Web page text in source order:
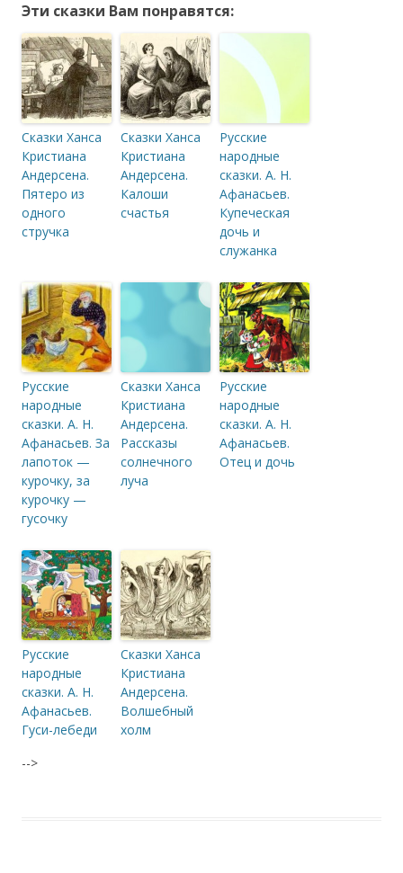
Эти сказки Вам понравятся:
Сказки Ханса
Кристиана
Андерсена.
Пятеро из
одного
стручка
Сказки Ханса
Кристиана
Андерсена.
Калоши
счастья
Русские
народные
сказки. А. Н.
Афанасьев.
Купеческая
дочь и
служанка
Русские
народные
сказки. А. Н.
Афанасьев. За
лапоток —
курочку, за
курочку —
гусочку
Сказки Ханса
Кристиана
Андерсена.
Рассказы
солнечного
луча
Русские
народные
сказки. А. Н.
Афанасьев.
Отец и дочь
Русские
народные
сказки. А. Н.
Афанасьев.
Гуси-лебеди
Сказки Ханса
Кристиана
Андерсена.
Волшебный
холм
-->